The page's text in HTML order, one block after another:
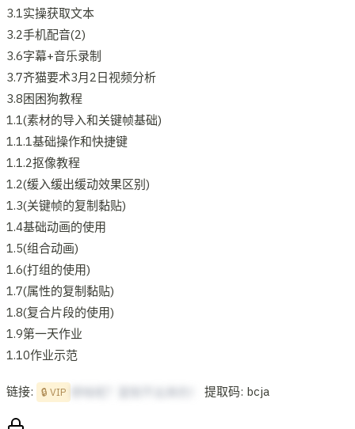
3.1实操获取文本
3.2手机配音(2)
3.6字幕+音乐录制
3.7齐猫要术3月2日视频分析
3.8困困狗教程
1.1(素材的导入和关键帧基础)
1.1.1基础操作和快捷键
1.1.2抠像教程
1.2(缓入缓出缓动效果区别)
1.3(关键帧的复制黏贴)
1.4基础动画的使用
1.5(组合动画)
1.6(打组的使用)
1.7(属性的复制黏贴)
1.8(复合片段的使用)
1.9第一天作业
1.10作业示范
链接: 🔒 VIP 提取码: bcja